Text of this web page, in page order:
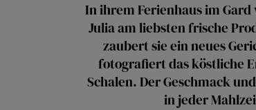
In ihrem Ferienhaus im
Julia am liebsten frische
zaubert sie ein neues
fotografiert das köstliche
Schalen. Der Geschmack
in jeder